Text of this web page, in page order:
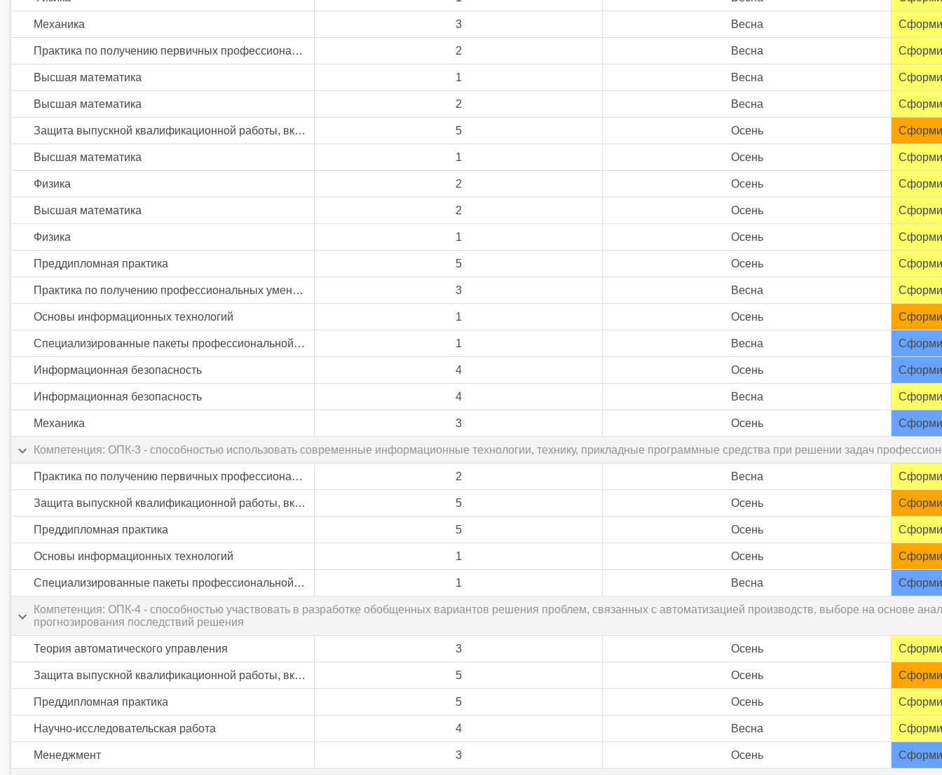
Механика 3 Весна
Практика по получению первичных профессиональных умений и навыков, в том числе первичных умений и навыков научно-исследовательской деятельности 2 Весна
Высшая математика 1 Весна
Высшая математика 2 Весна
Защита выпускной квалификационной работы, включая подготовку к процедуре защиты и процедуру защиты 5 Осень
Высшая математика 1 Осень
Физика 2 Осень
Высшая математика 2 Осень
Физика 1 Осень
Преддипломная практика 5 Осень
Практика по получению профессиональных умений и опыта профессиональной деятельности 3 Весна
Основы информационных технологий 1 Осень
Специализированные пакеты профессиональной деятельности 1 Весна
Информационная безопасность 4 Осень
Информационная безопасность 4 Весна
Механика 3 Осень
Компетенция: ОПК-3 - способностью использовать современные информационные технологии, технику, прикладные программные средства при решении задач
Практика по получению первичных профессиональных умений и навыков, в том числе первичных умений и навыков научно-исследовательской деятельности 2 Весна
Защита выпускной квалификационной работы, включая подготовку к процедуре защиты и процедуру защиты 5 Осень
Преддипломная практика 5 Осень
Основы информационных технологий 1 Осень
Специализированные пакеты профессиональной деятельности 1 Весна
Компетенция: ОПК-4 - способностью участвовать в разработке обобщенных вариантов решения проблем, связанных с автоматизацией производств, выборе на основе
прогнозирования последствий решения
Теория автоматического управления 3 Осень
Защита выпускной квалификационной работы, включая подготовку к процедуре защиты и процедуру защиты 5 Осень
Преддипломная практика 5 Осень
Научно-исследовательская работа 4 Весна
Менеджмент 3 Осень